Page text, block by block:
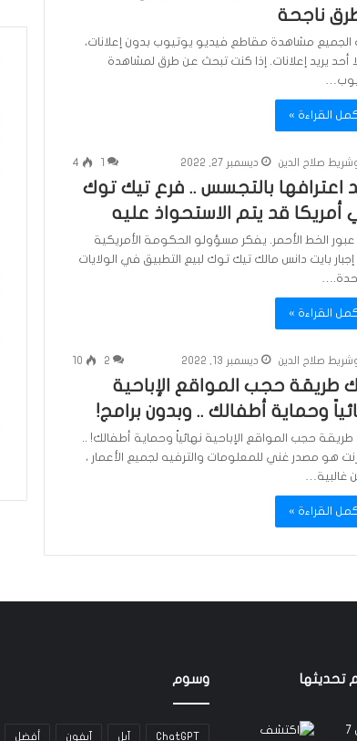
الجميع مشاهدة مقاطع فيديو يوتيوب بدون إعلانات،
أحد يريد إعلانات. إذا كنت تبحث عن طرق لمشاهدة
القراءة »
صلاح الدين ديسمبر 27, 2022 1
4
اعترافها بالتجسس .. فرع تيك توك
أمريكا قد يتم الاستحواذ عليه
الخط الأحمر. يفكر مسؤولو الحكومة الأمريكية
بايت دانس مالك تيك توك لبيع التطبيق في الولايات
القراءة »
صلاح الدين ديسمبر 13, 2022 2
10
طريقة حجب المواقع الإباحية
وحماية أطفالك .. وبدون برامج!
طريقة حجب المواقع الإباحية نهائياً وحماية أطفالك! ..
هو مصدر غني للمعلومات والترفيه لجميع الأعمار ،
غالبية…
القراءة »
تحديثها وسوم
ChatGPT آبل آيفون أفضل